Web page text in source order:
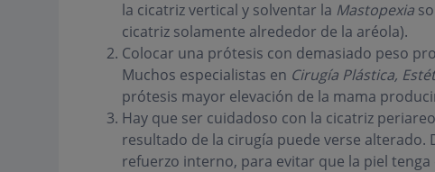
la cicatriz vertical y solventar la Mastopexia
cicatriz solamente alrededor de la aréola).
Colocar una prótesis con demasiado peso
Muchos especialistas en Cirugía Plástica,
prótesis mayor elevación de la mama
Hay que ser cuidadoso con la cicatriz
resultado de la cirugía puede verse alterado.
refuerzo interno, para evitar que la piel